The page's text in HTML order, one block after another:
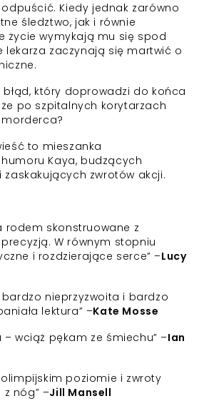
Kiedy jednak zarówno
śledztwo, jak i równie
życie wymykają mu się spod
lekarza zaczynają się martwić o
błąd, który doprowadzi do końca
po szpitalnych korytarzach
morderca?
to mieszanka
Kaya, budzących
zwrotów akcji.
rodem skonstruowane z
W równym stopniu
i rozdzierające serce” –Lucy
bardzo nieprzyzwoita i bardzo
lektura” –Kate Mosse
– wciąż pękam ze śmiechu” –Ian
poziomie i zwroty
nóg” –Jill Mansell